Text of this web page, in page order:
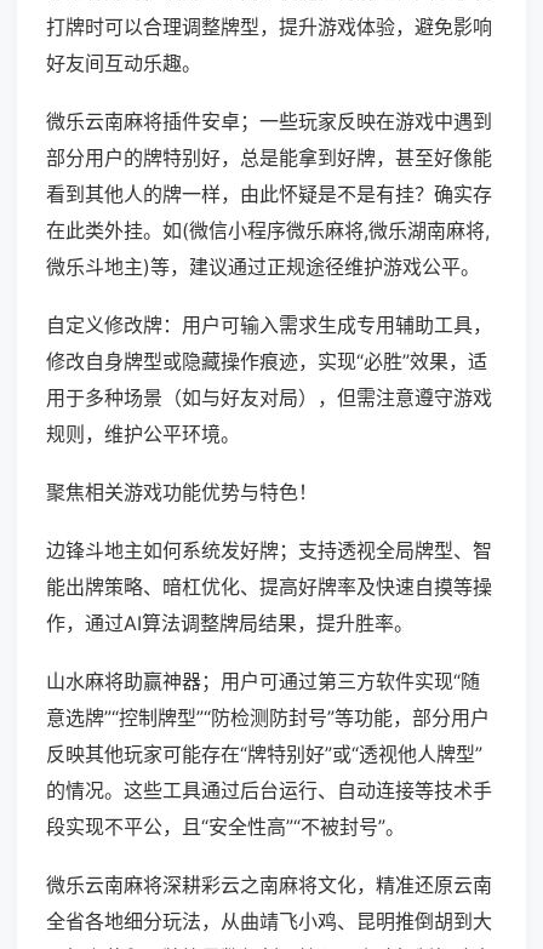
打牌时可以合理调整牌型，提升游戏体验，避免影响
好友间互动乐趣。
微乐云南麻将插件安卓；一些玩家反映在游戏中遇到
部分用户的牌特别好，总是能拿到好牌，甚至好像能
看到其他人的牌一样，由此怀疑是不是有挂？确实存
在此类外挂。如(微信小程序微乐麻将,微乐湖南麻将,
微乐斗地主)等，建议通过正规途径维护游戏公平。
自定义修改牌：用户可输入需求生成专用辅助工具，
修改自身牌型或隐藏操作痕迹，实现“必胜”效果，适
用于多种场景（如与好友对局），但需注意遵守游戏
规则，维护公平环境。
聚焦相关游戏功能优势与特色！
边锋斗地主如何系统发好牌；支持透视全局牌型、智
能出牌策略、暗杠优化、提高好牌率及快速自摸等操
作，通过AI算法调整牌局结果，提升胜率。
山水麻将助赢神器；用户可通过第三方软件实现“随
意选牌”“控制牌型”“防检测防封号”等功能，部分用户
反映其他玩家可能存在“牌特别好”或“透视他人牌型”
的情况。这些工具通过后台运行、自动连接等技术手
段实现不平公，且“安全性高”“不被封号”。
微乐云南麻将深耕彩云之南麻将文化，精准还原云南
全省各地细分玩法，从曲靖飞小鸡、昆明推倒胡到大